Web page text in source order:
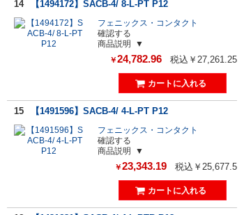
14 【1494172】SACB-4/ 8-L-PT P12
フェニックス・コンタクト
確認する
商品説明
￥24,782.96 税込￥27,261.25
15 【1491596】SACB-4/ 4-L-PT P12
フェニックス・コンタクト
確認する
商品説明
￥23,343.19 税込￥25,677.5